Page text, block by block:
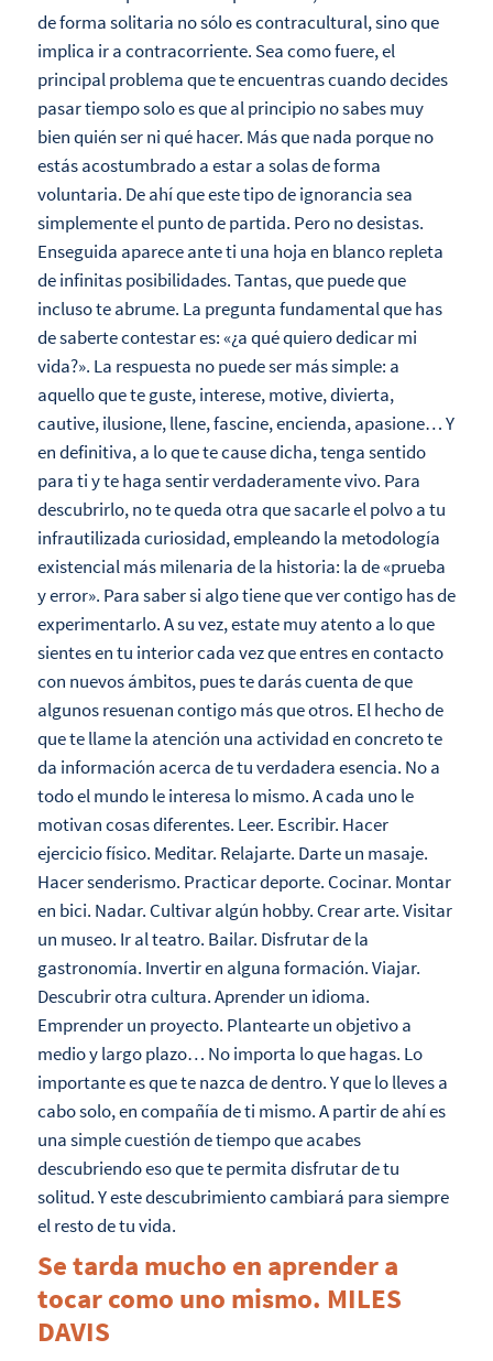
de forma solitaria no sólo es contracultural, sino que
implica ir a contracorriente. Sea como fuere, el
principal problema que te encuentras cuando decides
pasar tiempo solo es que al principio no sabes muy
bien quién ser ni qué hacer. Más que nada porque no
estás acostumbrado a estar a solas de forma
voluntaria. De ahí que este tipo de ignorancia sea
simplemente el punto de partida. Pero no desistas.
Enseguida aparece ante ti una hoja en blanco repleta
de infinitas posibilidades. Tantas, que puede que
incluso te abrume. La pregunta fundamental que has
de saberte contestar es: «¿a qué quiero dedicar mi
vida?». La respuesta no puede ser más simple: a
aquello que te guste, interese, motive, divierta,
cautive, ilusione, llene, fascine, encienda, apasione… Y
en definitiva, a lo que te cause dicha, tenga sentido
para ti y te haga sentir verdaderamente vivo. Para
descubrirlo, no te queda otra que sacarle el polvo a tu
infrautilizada curiosidad, empleando la metodología
existencial más milenaria de la historia: la de «prueba
y error». Para saber si algo tiene que ver contigo has de
experimentarlo. A su vez, estate muy atento a lo que
sientes en tu interior cada vez que entres en contacto
con nuevos ámbitos, pues te darás cuenta de que
algunos resuenan contigo más que otros. El hecho de
que te llame la atención una actividad en concreto te
da información acerca de tu verdadera esencia. No a
todo el mundo le interesa lo mismo. A cada uno le
motivan cosas diferentes. Leer. Escribir. Hacer
ejercicio físico. Meditar. Relajarte. Darte un masaje.
Hacer senderismo. Practicar deporte. Cocinar. Montar
en bici. Nadar. Cultivar algún hobby. Crear arte. Visitar
un museo. Ir al teatro. Bailar. Disfrutar de la
gastronomía. Invertir en alguna formación. Viajar.
Descubrir otra cultura. Aprender un idioma.
Emprender un proyecto. Plantearte un objetivo a
medio y largo plazo… No importa lo que hagas. Lo
importante es que te nazca de dentro. Y que lo lleves a
cabo solo, en compañía de ti mismo. A partir de ahí es
una simple cuestión de tiempo que acabes
descubriendo eso que te permita disfrutar de tu
solitud. Y este descubrimiento cambiará para siempre
el resto de tu vida.
Se tarda mucho en aprender a
tocar como uno mismo. MILES
DAVIS